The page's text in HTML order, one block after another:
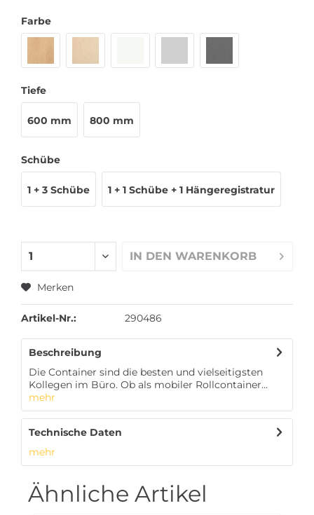
Farbe
Tiefe
600 mm 800 mm
Schübe
1 + 3 Schübe 1 + 1 Schübe + 1 Hängeregistratur
IN DEN WARENKORB
Merken
Artikel-Nr.: 290486
Beschreibung
Die Container sind die besten und vielseitigsten
Kollegen im Büro. Ob als mobiler Rollcontainer...
mehr
Technische Daten
mehr
Ähnliche Artikel